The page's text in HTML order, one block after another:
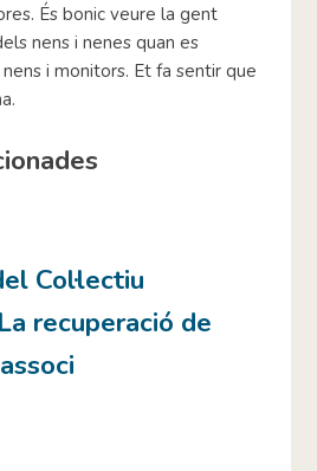
És bonic veure la gent
nens i nenes quan es
i monitors. Et fa sentir que
Col·lectiu
recuperació de